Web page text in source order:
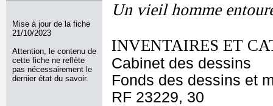
Mise à jour de la fiche
21/10/2023
Attention, le contenu de
cette fiche ne reflète
pas nécessairement le
dernier état du savoir.
Un vieil homme
INVENTAIRES ET
Cabinet des dessins
Fonds des dessins et
RF 23229, 30